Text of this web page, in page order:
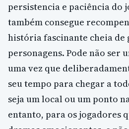
persistencia e paciência do
também consegue
história fascinante cheia de
personagens. Pode não ser
uma vez que
seu tempo para chegar a
seja um local ou um ponto
entanto, para os jogadores